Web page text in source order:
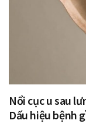
Nổi cục u sau
Dấu hiệu bệnh